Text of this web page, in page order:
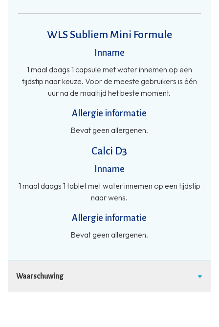
WLS Subliem Mini Formule
Inname
1 maal daags 1 capsule met water innemen op een
tijdstip naar keuze. Voor de meeste gebruikers is één
uur na de maaltijd het beste moment.
Allergie informatie
Bevat geen allergenen.
Calci D3
Inname
1 maal daags 1 tablet met water innemen op een tijdstip
naar wens.
Allergie informatie
Bevat geen allergenen.
Waarschuwing